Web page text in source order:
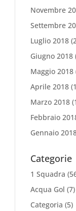
Novembre
Settembre
Luglio 2018
Giugno 2018
Maggio 2018
Aprile 2018
Marzo 2018
Febbraio
Gennaio
Categorie
1 Squadra
Acqua Gol (7)
Categoria (5)